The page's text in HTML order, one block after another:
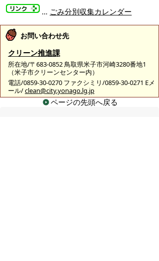
… ごみ分別収集カレンダー
お問い合わせ先
クリーン推進課
所在地/〒683-0852 鳥取県米子市河崎3280番地1
（米子市クリーンセンター内）
電話/0859-30-0270 ファクシミリ/0859-30-0271 Eメ
ール/clean@city.yonago.lg.jp
ページの先頭へ戻る